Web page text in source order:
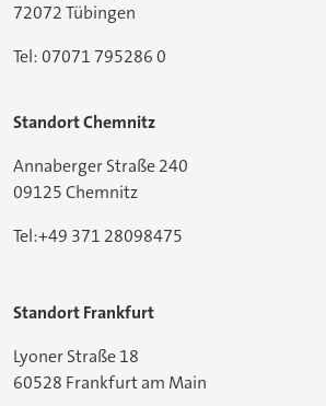
72072 Tübingen
Tel: 07071 795286 0
Standort Chemnitz
Annaberger Straße 240
09125 Chemnitz
Tel:+49 371 28098475
Standort Frankfurt
Lyoner Straße 18
60528 Frankfurt am Main